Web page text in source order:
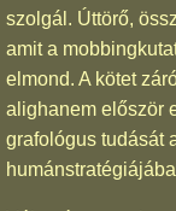
szolgál. Úttörő,
amit a
elmond. A kötet
alighanem először
grafológus tudását